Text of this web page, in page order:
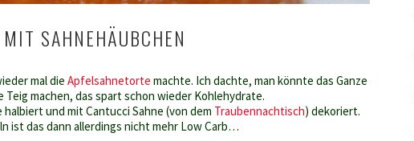
SAHNEHÄUBCHEN
mal die Apfelsahnetorte machte. Ich dachte, man könnte das Ganze
Teig machen, das spart schon wieder Kohlehydrate.
halbiert und mit Cantucci Sahne (von dem Traubennachtisch) dekoriert.
ist das dann allerdings nicht mehr Low Carb…